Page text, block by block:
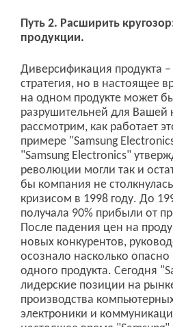
Путь 2. Расширить
продукции.
Диверсификация продукта
стратегия, но в настоящее
на одном продукте может
разрушительней для
рассмотрим, как работает
примере "Samsung
"Samsung Electronics"
революции могли так и
бы компания не
кризисом в 1998 году. До
получала 90% прибыли от
После падения цен на
новых конкурентов,
осознало насколько опасно
одного продукта. Сегодня
лидерские позиции на
производства
электроники и